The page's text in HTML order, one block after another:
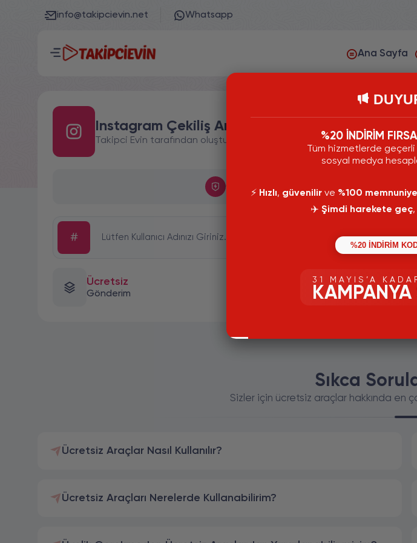
info@takipcievin.net Whatsapp
Ana Sayfa
Instagram Çekiliş Aracı
Takipci Evin tarafından oluşturulmuş olan Instagram Çekiliş Aracı
Güvenli İşlem
Lütfen Kullanıcı Adınızı Giriniz.
#
Ücretsiz
Gönderim
Sıkca
Sizler için ücretsiz araçlar hakkında en
Ücretsiz Araçlar Nasıl Kullanılır?
Ücretsiz Araçları Nerelerde Kullanabilirim?
%20 İNDİRİM
Tüm hizmetlerde geçerli
sosyal medya
⚡️ Hızlı, güvenilirve %100
✈️ Şimdi harekete geç
%20 İNDİRİM
31 MAYIS’A
KAMPANYA